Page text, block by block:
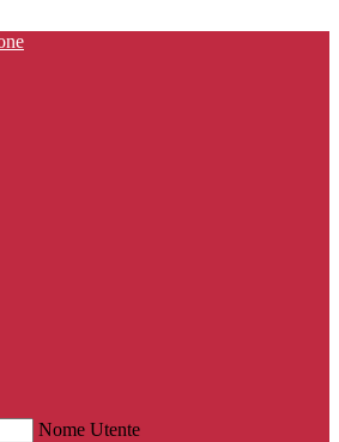
Nome Utente